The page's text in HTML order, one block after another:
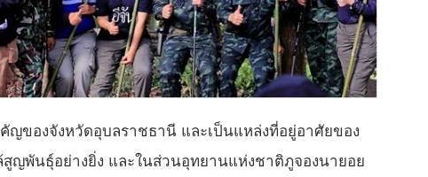
ของจังหวัดอุบลราชธานี และเป็นแหล่งที่อยู่อาศัยของ
ญพันธุ์อย่างยิ่ง และในส่วนอุทยานแห่งชาติภูจองนายอย